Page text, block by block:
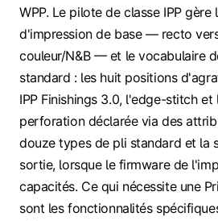
WPP. Le pilote de classe IPP
d'impression de base — recto
couleur/N&B — et le vocabulaire
standard : les huit positions
IPP Finishings 3.0, l'edge-stitch
perforation déclarée via des
douze types de pli standard et la
sortie, lorsque le firmware de
capacités. Ce qui nécessite une
sont les fonctionnalités